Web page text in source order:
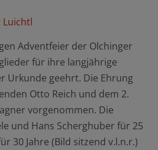
Luichtl
Adventfeier der Olchinger
für ihre langjährige
Urkunde geehrt. Die Ehrung
Otto Reich und dem 2.
vorgenommen. Die
und Hans Scherghuber für 25
30 Jahre (Bild sitzend v.l.n.r.)